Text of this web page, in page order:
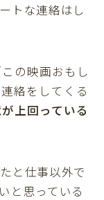
トな連絡はし
の映画おもし
絡をしてくる
上回っている
と仕事以外で
と思っている